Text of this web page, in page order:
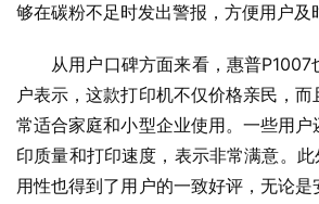
够在碳粉不足时发出警报，方便用户及
从用户口碑方面来看，惠普P1007
户表示，这款打印机不仅价格亲民，
常适合家庭和小型企业使用。一些用
印质量和打印速度，表示非常满意。
用性也得到了用户的一致好评，无论